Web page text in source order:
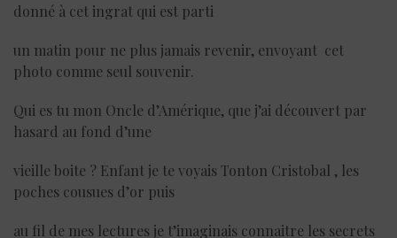
donné à cet ingrat qui est parti
un matin pour ne plus jamais revenir, envoyant cet
photo comme seul souvenir.
Qui es tu mon Oncle d’Amérique, que j’ai découvert par
hasard au fond d’une
vieille boite ? Enfant je te voyais Tonton Cristobal , les
poches cousues d’or puis
au fil de mes lectures je t’imaginais connaitre les secrets